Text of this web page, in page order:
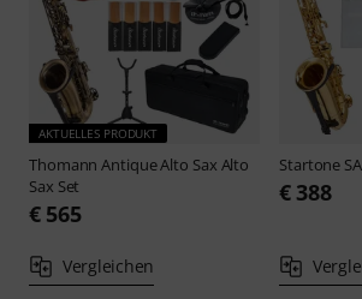
AKTUELLES PRODUKT
ThomannAntique Alto Sax Alto
Sax Set
€ 565
Vergleichen
Startone
€ 388